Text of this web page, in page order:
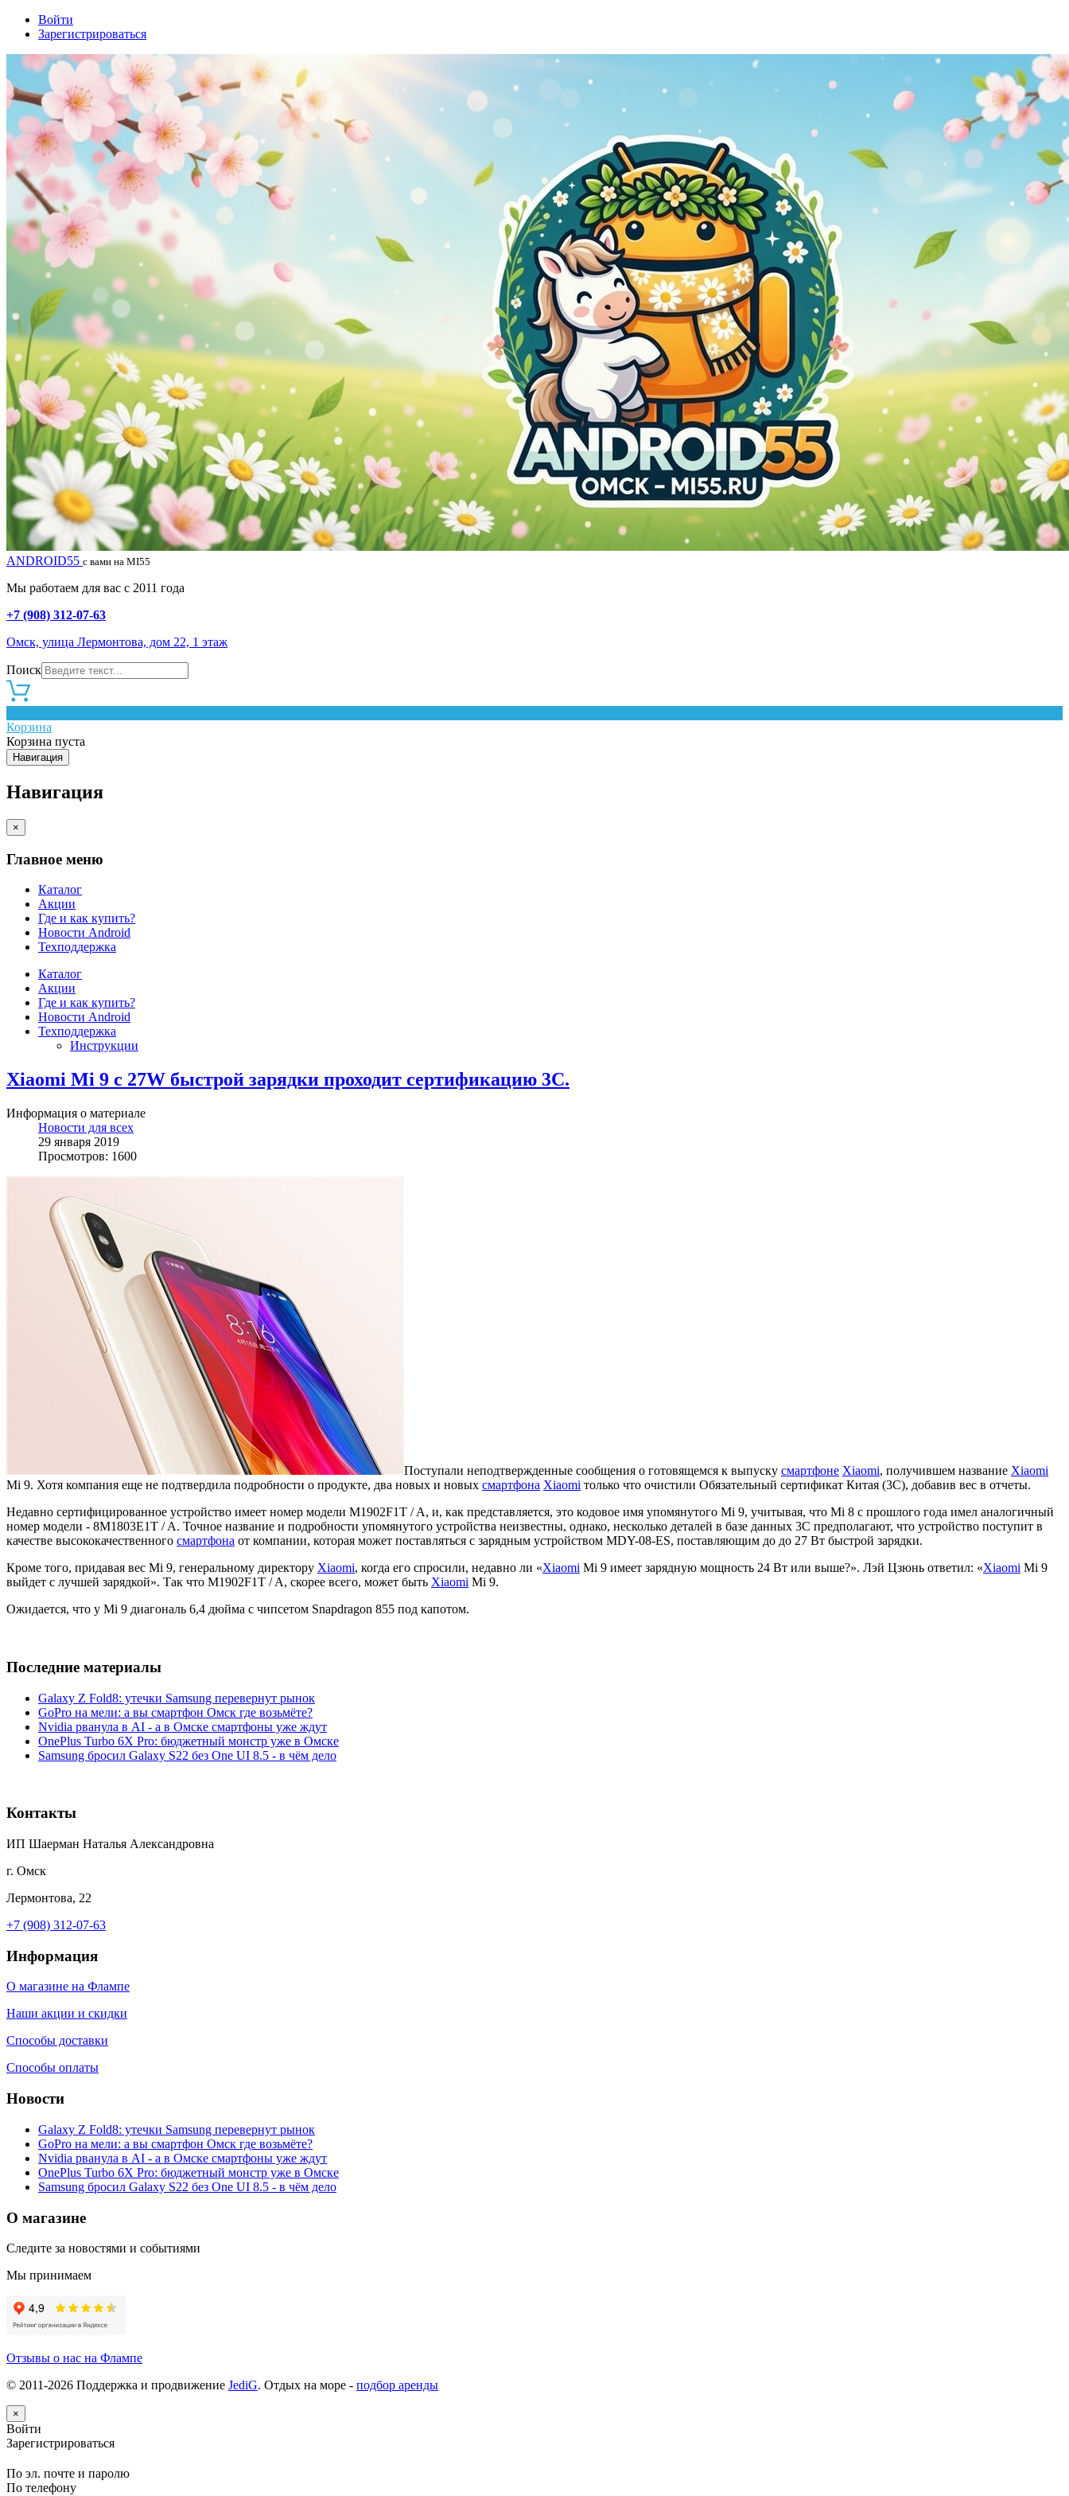
Войти
Зарегистрироваться
ANDROID55 с вами на MI55
Мы работаем для вас с 2011 года
+7 (908) 312-07-63
Омск, улица Лермонтова, дом 22, 1 этаж
Поиск
Корзина
Корзина пуста
Навигация
Навигация
×
Главное меню
Каталог
Акции
Где и как купить?
Новости Android
Техподдержка
Каталог
Акции
Где и как купить?
Новости Android
Техподдержка
Инструкции
Xiaomi Mi 9 с 27W быстрой зарядки проходит сертификацию 3C.
Информация о материале
Новости для всех
29 января 2019
Просмотров: 1600
Поступали неподтвержденные сообщения о готовящемся к выпуску смартфоне Xiaomi, получившем название Xiaomi
Mi 9. Хотя компания еще не подтвердила подробности о продукте, два новых и новых смартфона Xiaomi только что очистили Обязательный сертификат Китая (3C), добавив вес в отчеты.
Недавно сертифицированное устройство имеет номер модели M1902F1T / A, и, как представляется, это кодовое имя упомянутого Mi 9, учитывая, что Mi 8 с прошлого года имел аналогичный
номер модели - 8M1803E1T / A. Точное название и подробности упомянутого устройства неизвестны, однако, несколько деталей в базе данных 3C предполагают, что устройство поступит в
качестве высококачественного смартфона от компании, которая может поставляться с зарядным устройством MDY-08-ES, поставляющим до до 27 Вт быстрой зарядки.
Кроме того, придавая вес Mi 9, генеральному директору Xiaomi, когда его спросили, недавно ли «Xiaomi Mi 9 имеет зарядную мощность 24 Вт или выше?». Лэй Цзюнь ответил: «Xiaomi Mi 9
выйдет с лучшей зарядкой». Так что M1902F1T / A, скорее всего, может быть Xiaomi Mi 9.
Ожидается, что у Mi 9 диагональ 6,4 дюйма с чипсетом Snapdragon 855 под капотом.
Последние материалы
Galaxy Z Fold8: утечки Samsung перевернут рынок
GoPro на мели: а вы смартфон Омск где возьмёте?
Nvidia рванула в AI - а в Омске смартфоны уже ждут
OnePlus Turbo 6X Pro: бюджетный монстр уже в Омске
Samsung бросил Galaxy S22 без One UI 8.5 - в чём дело
Контакты
ИП Шаерман Наталья Александровна
г. Омск
Лермонтова, 22
+7 (908) 312-07-63
Информация
О магазине на Флампе
Наши акции и скидки
Способы доставки
Способы оплаты
Новости
Galaxy Z Fold8: утечки Samsung перевернут рынок
GoPro на мели: а вы смартфон Омск где возьмёте?
Nvidia рванула в AI - а в Омске смартфоны уже ждут
OnePlus Turbo 6X Pro: бюджетный монстр уже в Омске
Samsung бросил Galaxy S22 без One UI 8.5 - в чём дело
О магазине
Следите за новостями и событиями
Мы принимаем
Отзывы о нас на Флампе
© 2011-2026 Поддержка и продвижение JediG. Отдых на море - подбор аренды
×
Войти
Зарегистрироваться
По эл. почте и паролю
По телефону